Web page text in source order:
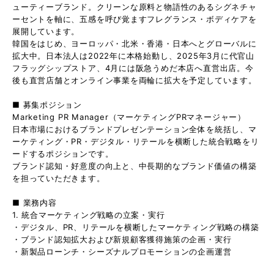
ューティーブランド。クリーンな原料と物語性のあるシグネチャ
ーセントを軸に、五感を呼び覚ますフレグランス・ボディケアを
展開しています。
韓国をはじめ、ヨーロッパ・北米・香港・日本へとグローバルに
拡大中。日本法人は2022年に本格始動し、2025年3月に代官山
フラッグシップストア、4月には阪急うめだ本店へ直営出店。今
後も直営店舗とオンライン事業を両輪に拡大を予定しています。
■ 募集ポジション
Marketing PR Manager（マーケティングPRマネージャー）
日本市場におけるブランドプレゼンテーション全体を統括し、マ
ーケティング・PR・デジタル・リテールを横断した統合戦略をリ
ードするポジションです。
ブランド認知・好意度の向上と、中長期的なブランド価値の構築
を担っていただきます。
■ 業務内容
1. 統合マーケティング戦略の立案・実行
・デジタル、PR、リテールを横断したマーケティング戦略の構築
・ブランド認知拡大および新規顧客獲得施策の企画・実行
・新製品ローンチ・シーズナルプロモーションの企画運営